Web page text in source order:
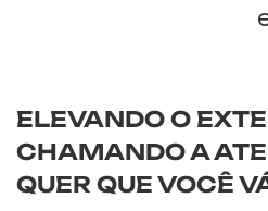
ELEVANDO O
CHAMANDO A
QUER QUE VOCÊ